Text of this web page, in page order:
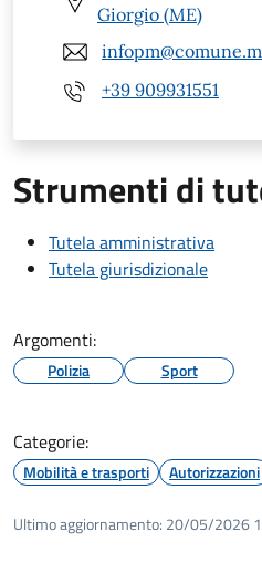
Giorgio (ME)
+39 909931551
Strumenti di
Tutela amministrativa
Tutela giurisdizionale
Argomenti:
Polizia Sport
Categorie:
Mobilità e trasporti Autorizzazioni
Ultimo aggiornamento: 20/05/2026